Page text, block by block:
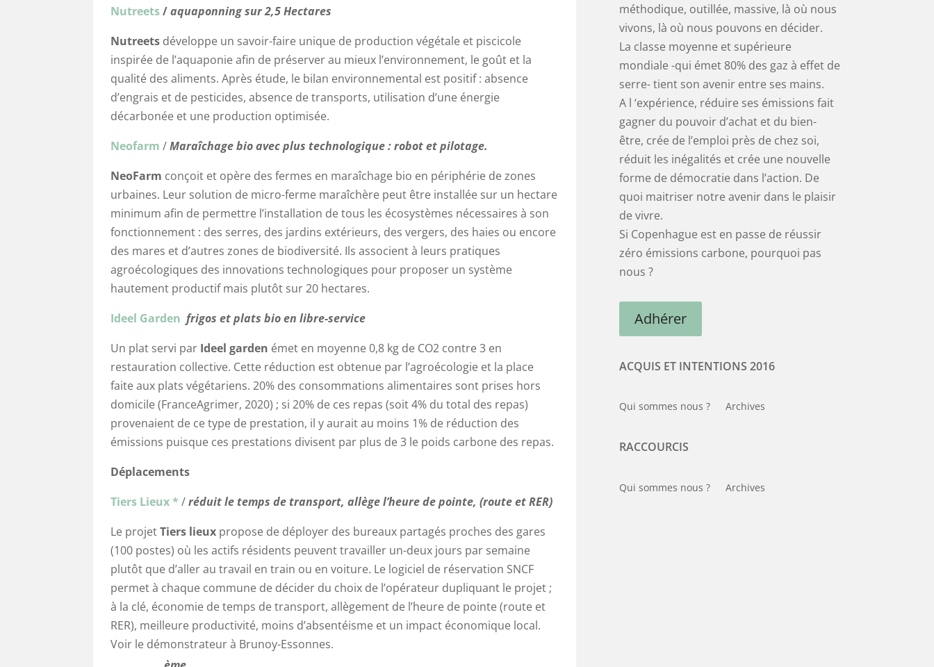
Nutreets /aquaponning sur 2,5 Hectares
Nutreets développe un savoir-faire unique de production végétale et piscicole
inspirée de l’aquaponie afin de préserver au mieux l’environnement, le goût et la
qualité des aliments. Après étude, le bilan environnemental est positif : absence
d’engrais et de pesticides, absence de transports, utilisation d’une énergie
décarbonée et une production optimisée.
Neofarm /Maraîchage bio avec plus technologique : robot et pilotage.
NeoFarm conçoit et opère des fermes en maraîchage bio en périphérie de zones
urbaines. Leur solution de micro-ferme maraîchère peut être installée sur un hectare
minimum afin de permettre l’installation de tous les écosystèmes nécessaires à son
fonctionnement : des serres, des jardins extérieurs, des vergers, des haies ou encore
des mares et d’autres zones de biodiversité. Ils associent à leurs pratiques
agroécologiques des innovations technologiques pour proposer un système
hautement productif mais plutôt sur 20 hectares.
Ideel Garden frigos et plats bio en libre-service
Un plat servi par Ideel garden émet en moyenne 0,8 kg de CO2 contre 3 en
restauration collective. Cette réduction est obtenue par l’agroécologie et la place
faite aux plats végétariens. 20% des consommations alimentaires sont prises hors
domicile (FranceAgrimer, 2020) ; si 20% de ces repas (soit 4% du total des repas)
provenaient de ce type de prestation, il y aurait au moins 1% de réduction des
émissions puisque ces prestations divisent par plus de 3 le poids carbone des repas.
Déplacements
Tiers Lieux * /réduit le temps de transport, allège l’heure de pointe, (route et RER)
Le projetTiers lieux propose de déployer des bureaux partagés proches des gares
(100 postes) où les actifs résidents peuvent travailler un-deux jours par semaine
plutôt que d’aller au travail en train ou en voiture. Le logiciel de réservation SNCF
permet à chaque commune de décider du choix de l’opérateur dupliquant le projet ;
à la clé, économie de temps de transport, allègement de l’heure de pointe (route et
RER), meilleure productivité, moins d’absentéisme et un impact économique local.
Voir le démonstrateur à Brunoy-Essonnes.
méthodique, outillée, massive, là où nous
vivons, là où nous pouvons en décider.
La classe moyenne et supérieure
mondiale -qui émet 80% des gaz à effet de
serre- tient son avenir entre ses mains.
A l ‘expérience, réduire ses émissions fait
gagner du pouvoir d’achat et du bien-
être, crée de l’emploi près de chez soi,
réduit les inégalités et crée une nouvelle
forme de démocratie dans l’action. De
quoi maitriser notre avenir dans le plaisir
de vivre.
Si Copenhague est en passe de réussir
zéro émissions carbone, pourquoi pas
nous ?
Adhérer
ACQUIS ET INTENTIONS 2016
Qui sommes nous ? Archives
RACCOURCIS
Qui sommes nous ? Archives